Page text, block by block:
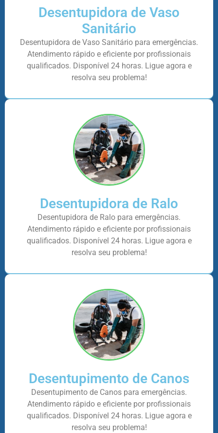
Desentupidora de Vaso
Sanitário
Desentupidora de Vaso Sanitário para emergências.
Atendimento rápido e eficiente por profissionais
qualificados. Disponível 24 horas. Ligue agora e
resolva seu problema!
Desentupidora de Ralo
Desentupidora de Ralo para emergências.
Atendimento rápido e eficiente por profissionais
qualificados. Disponível 24 horas. Ligue agora e
resolva seu problema!
Desentupimento de Canos
Desentupimento de Canos para emergências.
Atendimento rápido e eficiente por profissionais
qualificados. Disponível 24 horas. Ligue agora e
resolva seu problema!